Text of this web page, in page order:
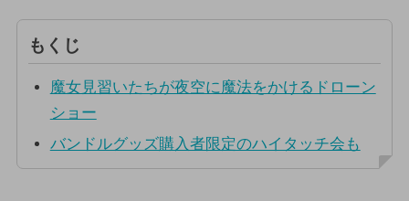
もくじ
魔女見習いたちが夜空に魔法をかけるドローン
ショー
バンドルグッズ購入者限定のハイタッチ会も